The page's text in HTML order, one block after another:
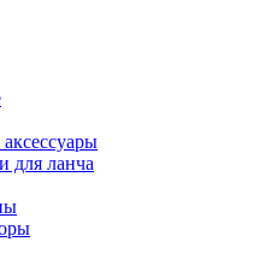
для ланча